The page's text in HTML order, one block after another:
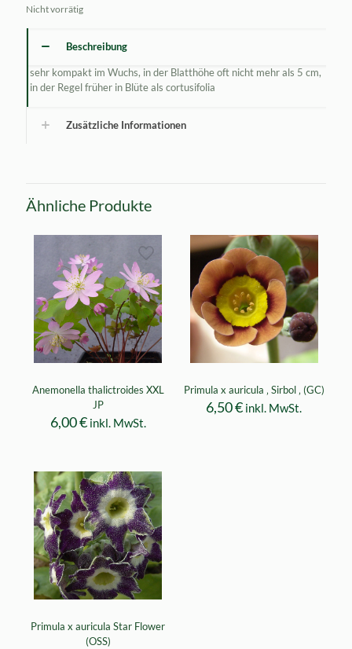
Nicht vorrätig
Beschreibung
sehr kompakt im Wuchs, in der Blatthöhe oft nicht mehr als 5 cm,
in der Regel früher in Blüte als cortusifolia
Zusätzliche Informationen
Ähnliche Produkte
Anemonella thalictroides XXL
JP
6,00€ inkl. MwSt.
Primula x auricula ‚ Sirbol ‚ (GC)
6,50€ inkl. MwSt.
Primula x auricula Star Flower
(OSS)